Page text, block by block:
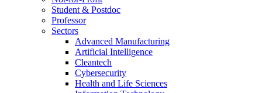
Student & Postdoc
Professor
Sectors
Advanced Manufacturing
Artificial Intelligence
Cleantech
Cybersecurity
Health and Life Sciences